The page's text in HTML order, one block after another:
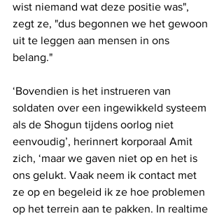
wist niemand wat deze positie was",
zegt ze, "dus begonnen we het gewoon
uit te leggen aan mensen in ons
belang."
‘Bovendien is het instrueren van
soldaten over een ingewikkeld systeem
als de Shogun tijdens oorlog niet
eenvoudig’, herinnert korporaal Amit
zich, ‘maar we gaven niet op en het is
ons gelukt. Vaak neem ik contact met
ze op en begeleid ik ze hoe problemen
op het terrein aan te pakken. In realtime